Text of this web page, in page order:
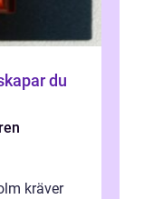
kräver